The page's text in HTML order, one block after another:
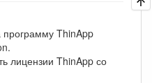
ThinApp
лицензии ThinApp со